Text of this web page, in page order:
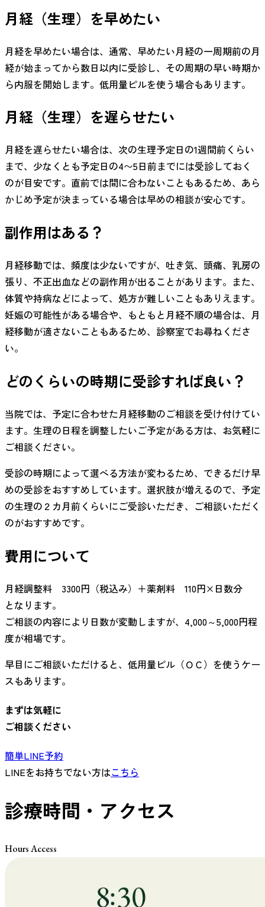
月経（生理）を早めたい
月経を早めたい場合は、通常、早めたい月経の一周期前の月
経が始まってから数日以内に受診し、その周期の早い時期か
ら内服を開始します。低用量ピルを使う場合もあります。
月経（生理）を遅らせたい
月経を遅らせたい場合は、次の生理予定日の1週間前くらい
まで、少なくとも予定日の4〜5日前までには受診しておく
のが目安です。直前では間に合わないこともあるため、あら
かじめ予定が決まっている場合は早めの相談が安心です。
副作用はある？
月経移動では、頻度は少ないですが、吐き気、頭痛、乳房の
張り、不正出血などの副作用が出ることがあります。また、
体質や持病などによって、処方が難しいこともありえます。
妊娠の可能性がある場合や、もともと月経不順の場合は、月
経移動が適さないこともあるため、診察室でお尋ねくださ
い。
どのくらいの時期に受診すれば良い？
当院では、予定に合わせた月経移動のご相談を受け付けてい
ます。生理の日程を調整したいご予定がある方は、お気軽に
ご相談ください。
受診の時期によって選べる方法が変わるため、できるだけ早
めの受診をおすすめしています。選択肢が増えるので、予定
の生理の２カ月前くらいにご受診いただき、ご相談いただく
のがおすすめです。
費用について
月経調整料 3300円（税込み）＋薬剤料 110円×日数分
となります。
ご相談の内容により日数が変動しますが、4,000～5,000円程
度が相場です。
早目にご相談いただけると、低用量ピル（ＯＣ）を使うケー
スもあります。
まずは気軽に
ご相談ください
簡単LINE予約
LINEをお持ちでない方はこちら
診療時間・アクセス
Hours Access